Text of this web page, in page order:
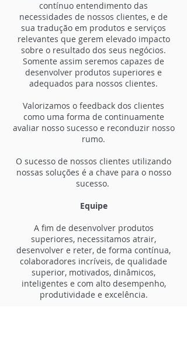
contínuo entendimento das
necessidades de nossos clientes, e de
sua tradução em produtos e serviços
relevantes que gerem elevado impacto
sobre o resultado dos seus negócios.
Somente assim seremos capazes de
desenvolver produtos superiores e
adequados para nossos clientes.
Valorizamos o feedback dos clientes
como uma forma de continuamente
avaliar nosso sucesso e reconduzir nosso
rumo.
O sucesso de nossos clientes utilizando
nossas soluções é a chave para o nosso
sucesso.
Equipe
A fim de desenvolver produtos
superiores, necessitamos atrair,
desenvolver e reter, de forma contínua,
colaboradores incríveis, de qualidade
superior, motivados, dinâmicos,
inteligentes e com alto desempenho,
produtividade e excelência.